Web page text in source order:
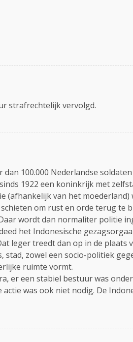
strafrechtelijk vervolgd.
100.000 Nederlandse
1922 een koninkrijk met
(afhankelijk van het
om rust en orde terug te
wordt dan normaliter politie
het Indonesische
leger treedt dan op in de
zowel een socio-politiek
ruimte vormt.
er een stabiel bestuur was
was ook niet nodig. De